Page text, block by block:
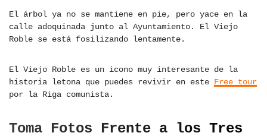
El árbol ya no se mantiene en pie, pero yace en la
calle adoquinada junto al Ayuntamiento. El Viejo
Roble se está fosilizando lentamente.
El Viejo Roble es un icono muy interesante de la
historia letona que puedes revivir en este Free tour
por la Riga comunista.
Toma Fotos Frente a los Tres